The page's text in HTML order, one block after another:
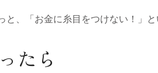
、「お金に糸目をつけない！」と
たら